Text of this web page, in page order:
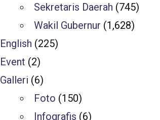
Sekretaris Daerah (745)
Wakil Gubernur (1,628)
English (225)
Event (2)
Galleri (6)
Foto (150)
Infografis (6)